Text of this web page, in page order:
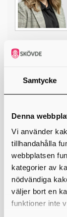
Samtycke
Denna
Vi använder
tillhandahålla
webbplatsen
kategorier av
nödvändiga
väljer bort en
funktioner inte
Telefon
*Ämne
*Meddelande